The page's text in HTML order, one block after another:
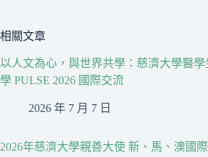
相關文章
以人文為心，與世界共學：慈濟大學醫
學 PULSE 2026 國際交流
2026 年 7 月 7 日
2026年慈濟大學親善大使 新、馬、澳國